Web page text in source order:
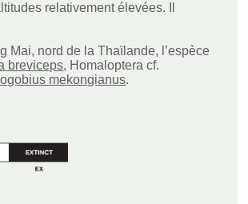
relativement élevées. Il
Mai, nord de la Thaïlande, l’espèce
breviceps, Homaloptera cf.
mekongianus.